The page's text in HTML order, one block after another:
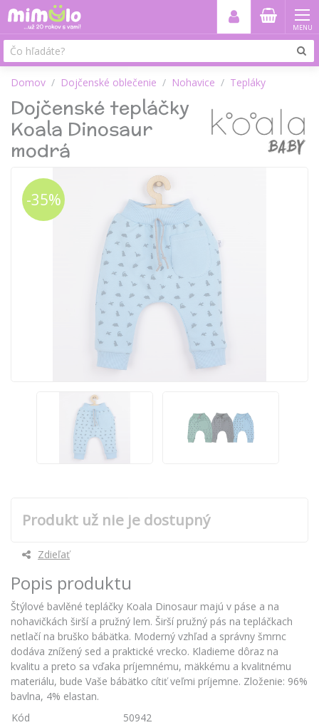
MENU
Domov Dojčenské oblečenie Nohavice Tepláky
Dojčenské tepláčky
Koala Dinosaur
modrá
-35%
Produkt už nie je dostupný
Zdieľať
Popis produktu
Štýlové bavlěné tepláčky Koala Dinosaur majú v páse a na
nohavičkách širší a pružný lem. Širší pružný pás na tepláčkach
netlačí na bruško bábätka. Moderný vzhľad a správny šmrnc
dodáva znížený sed a praktické vrecko. Kladieme dôraz na
kvalitu a preto sa vďaka príjemnému, mäkkému a kvalitnému
materiálu, bude Vaše bábätko cítiť veľmi príjemne. Zloženie: 96%
bavlna, 4% elastan.
Kód
50942